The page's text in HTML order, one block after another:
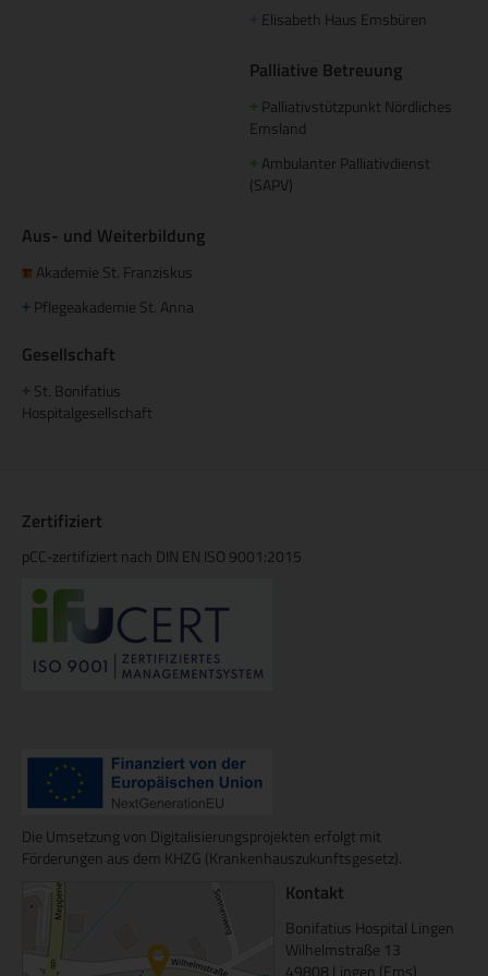
Elisabeth Haus Emsbüren
Palliative Betreuung
+ Palliativstützpunkt Nördliches
Emsland
+ Ambulanter Palliativdienst
(SAPV)
Aus- und Weiterbildung
Akademie St. Franziskus
+ Pflegeakademie St. Anna
Gesellschaft
St. Bonifatius
Hospitalgesellschaft
Zertifiziert
pCC-zertifiziert nach DIN EN ISO 9001:2015
Die Umsetzung von Digitalisierungsprojekten erfolgt mit
Förderungen aus dem KHZG (Krankenhauszukunftsgesetz).
Kontakt
Bonifatius Hospital Lingen
Wilhelmstraße 13